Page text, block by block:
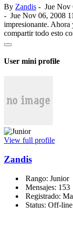
By Zandis - Jue Nov
- Jue Nov 06, 2008
impresionante. Ahora
compartir todo esto
User mini profile
View full profile
Zandis
Rango: Junior
Mensajes: 153
Registrado:
Status: Off-line